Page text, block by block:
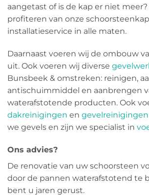
aangetast of is de kap er niet
profiteren van onze schoorsteenkap
installatieservice in alle maten.
Daarnaast voeren wij de ombouw
uit. Ook voeren wij diverse
Bunsbeek & omstreken: reinigen,
antischuimmiddel en aanbrengen
waterafstotende producten. Ook
dakreinigingen en gevelreinigingen
we gevels en zijn we specialist in
Ons advies?
De renovatie van uw schoorsteen
door de pannen waterafstotend te
bent u jaren gerust.